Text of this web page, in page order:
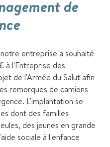
de
entreprise a souhaité
à l'Entreprise des
de l'Armée du Salut afin
remorques de camions
L'implantation se
dont des familles
des jeunes en grande
sociale à l'enfance